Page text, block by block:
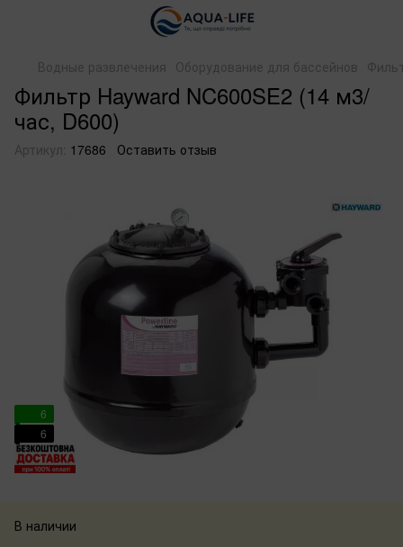
Водные развлечения Оборудование для бассейнов
Фильтр Hayward NC600SE2 (14 м3/
час, D600)
Артикул: 17686 Оставить отзыв
6
6
В наличии